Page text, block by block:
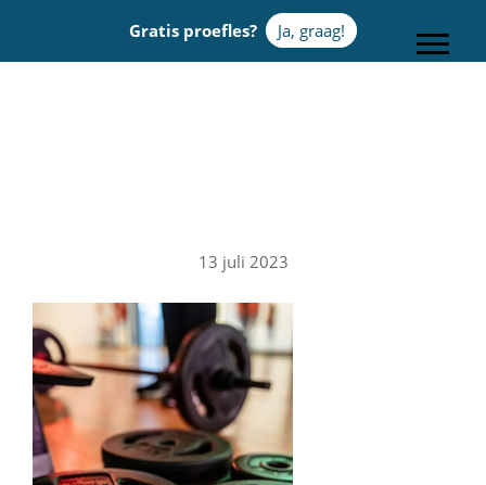
Gratis proefles? Ja, graag!
13 juli 2023